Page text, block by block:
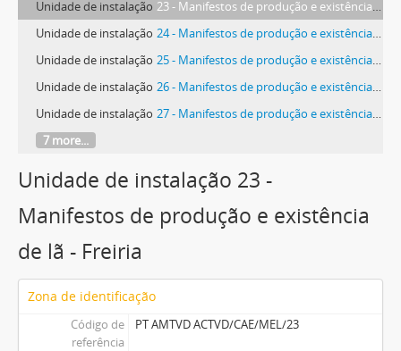
Unidade de instalação 23 - Manifestos de produção e existência de lã - Freiria
Unidade de instalação 24 - Manifestos de produção e existência de lã - Matacães
Unidade de instalação 25 - Manifestos de produção e existência de lã - Maxial
Unidade de instalação 26 - Manifestos de produção e existência de lã - Monte Redondo
Unidade de instalação 27 - Manifestos de produção e existência de lã - Ponte de Rol
7 more...
Unidade de instalação 23 -
Manifestos de produção e existência
de lã - Freiria
Zona de identificação
Código de
referência
PT AMTVD ACTVD/CAE/MEL/23